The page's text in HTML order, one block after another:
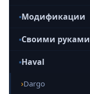
Модификации
Своими руками
Haval
Dargo